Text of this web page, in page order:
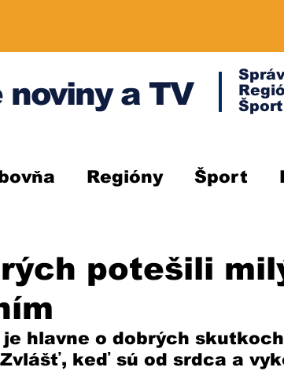
a TV
Šport
Regióny Šport
potešili
hlavne o dobrých
keď sú od srdca a